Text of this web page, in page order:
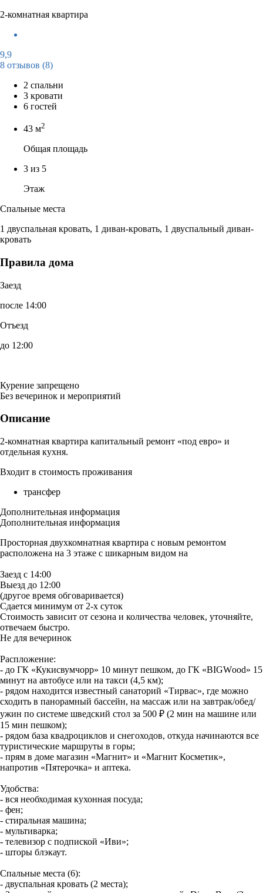
2-комнатная квартира
9,9
8 отзывов (8)
2 спальни
3 кровати
6 гостей
43 м2
Общая площадь
3 из 5
Этаж
Спальные места
1 двуспальная кровать, 1 диван-кровать, 1 двуспальный диван-
кровать
Правила дома
Заезд
после 14:00
Отъезд
до 12:00
Курение запрещено
Без вечеринок и мероприятий
Описание
2-комнатная квартира капитальный ремонт «под евро» и
отдельная кухня.
Входит в стоимость проживания
трансфер
Дополнительная информация
Дополнительная информация
Просторная двухкомнатная квартира с новым ремонтом
расположена на 3 этаже с шикарным видом на
Заезд с 14:00
Выезд до 12:00
(другое время обговаривается)
Сдается минимум от 2-х суток
Стоимость зависит от сезона и количества человек, уточняйте,
отвечаем быстро.
Не для вечеринок
Paсплoжeниe:
- до ГК «Кукисвумчорр» 10 минут пешком, до ГК «ВIGWооd» 15
минут на автобусе или на такси (4,5 км);
- рядом находится известный санаторий «Тирвас», где можно
сходить в панорамный бассейн, на массаж или на завтрак/обед/
ужин по системе шведский стол за 500 ₽ (2 мин на машине или
15 мин пешком);
- рядом база квадроциклов и снегоходов, откуда начинаются все
туристические маршруты в горы;
- прям в доме магазин «Магнит» и «Магнит Косметик»,
напротив «Пятерочка» и аптека.
Удобства:
- вся необходимая кухонная посуда;
- фен;
- стиральная машина;
- мультиварка;
- телевизор с подпиской «Иви»;
- шторы блэкаут.
Спальные места (6):
- двуспальная кровать (2 места);